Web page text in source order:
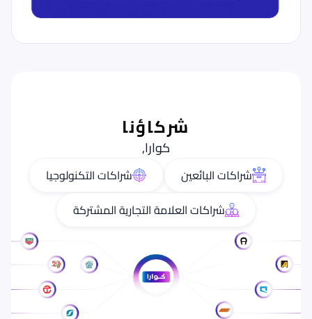
شركاؤنا
كوارا,
شراكات البائعين
شراكات التكنولوجيا
شراكات العلامة التجارية المشتركة